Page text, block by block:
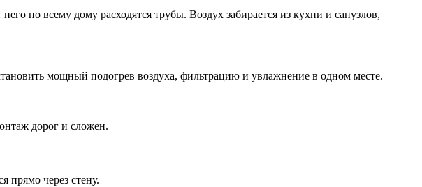
по всему дому расходятся трубы. Воздух забирается из кухни и санузлов,
мощный подогрев воздуха, фильтрацию и увлажнение в одном месте.
дорог и сложен.
прямо через стену.